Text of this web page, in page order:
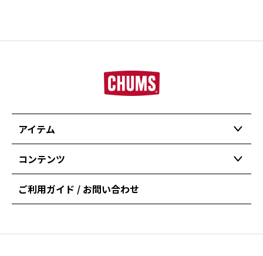
アイテム
コンテンツ
ご利用ガイド / お問い合わせ